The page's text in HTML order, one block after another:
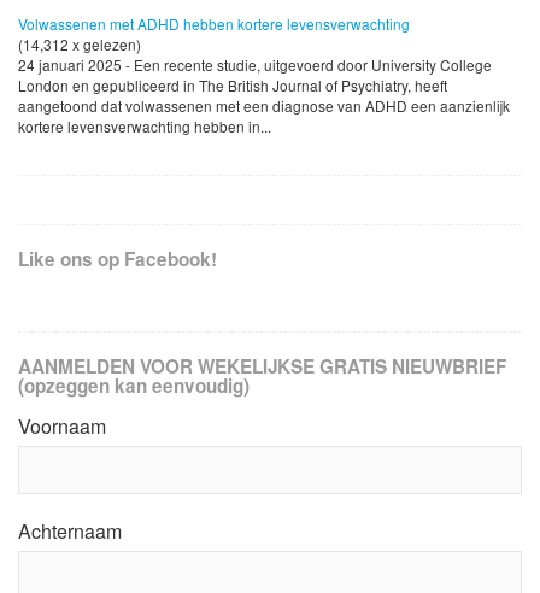
Volwassenen met ADHD hebben kortere levensverwachting
(14,312 x gelezen)
24 januari 2025 - Een recente studie, uitgevoerd door University College
London en gepubliceerd in The British Journal of Psychiatry, heeft
aangetoond dat volwassenen met een diagnose van ADHD een aanzienlijk
kortere levensverwachting hebben in...
Like ons op Facebook!
AANMELDEN VOOR WEKELIJKSE GRATIS NIEUWBRIEF
(opzeggen kan eenvoudig)
Voornaam
Achternaam